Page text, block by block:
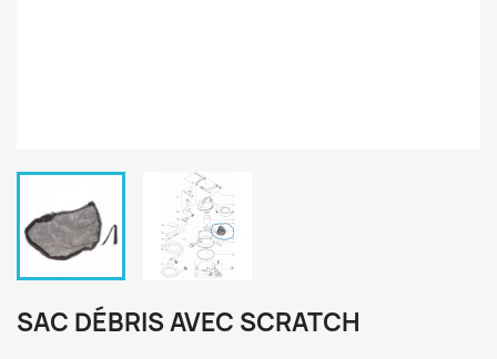
SAC DÉBRIS AVEC SCRATCH